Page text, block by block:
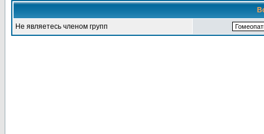
Не являетесь членом групп